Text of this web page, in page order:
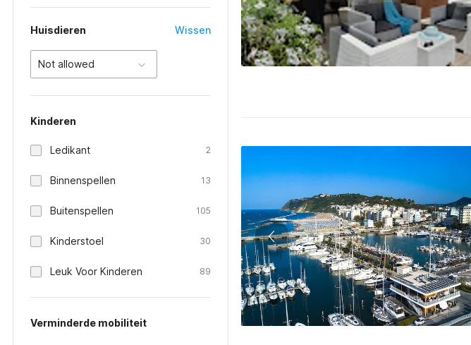
Huisdieren Wissen
Not allowed
Kinderen
Ledikant 2
Binnenspellen 13
Buitenspellen 105
Kinderstoel 30
Leuk Voor Kinderen 89
Verminderde mobiliteit